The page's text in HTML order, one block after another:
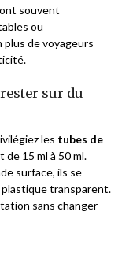
souvent
ou
plus de voyageurs
sur du
les tubes de
de 15 ml à 50 ml.
surface, ils se
transparent.
sans changer